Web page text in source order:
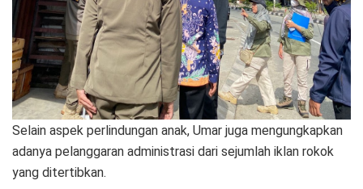
Selain aspek perlindungan anak, Umar juga mengungkapkan
adanya pelanggaran administrasi dari sejumlah iklan rokok
yang ditertibkan.